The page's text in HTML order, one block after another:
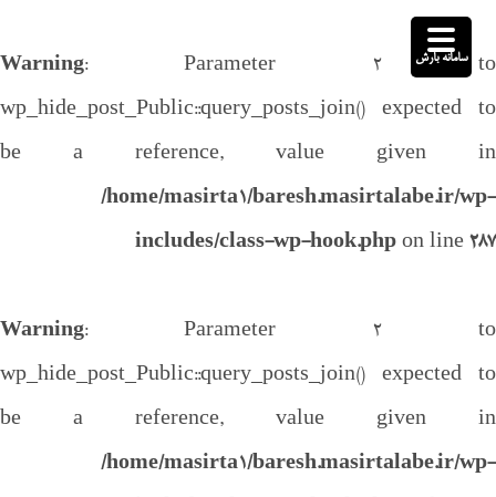
Warning: Parameter 2 to
wp_hide_post_Public::query_posts_join() expected to
be a reference, value given in
/home/masirta1/baresh.masirtalabe.ir/wp-
includes/class-wp-hook.php on line 287
Warning: Parameter 2 to
wp_hide_post_Public::query_posts_join() expected to
be a reference, value given in
/home/masirta1/baresh.masirtalabe.ir/wp-
سامانه بارش